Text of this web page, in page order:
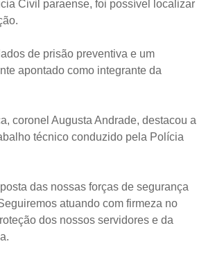
Civil paraense, foi possível localizar
de prisão preventiva e um
apontado como integrante da
coronel Augusta Andrade, destacou a
técnico conduzido pela Polícia
das nossas forças de segurança
atuando com firmeza no
dos nossos servidores e da